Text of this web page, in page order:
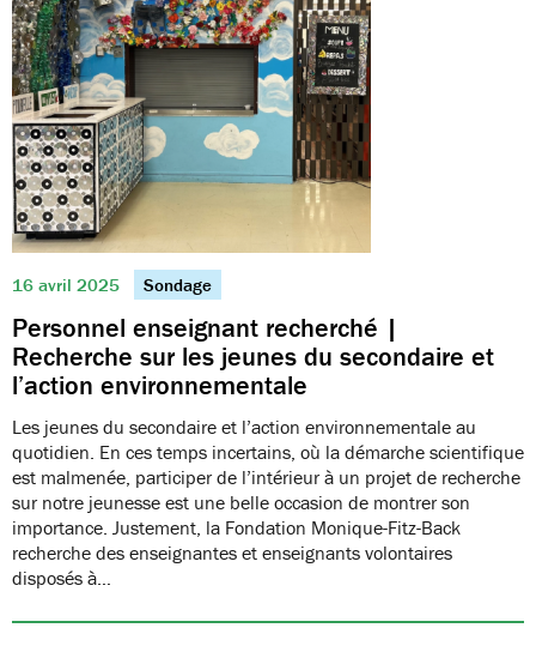
16 avril 2025 Sondage
Personnel enseignant recherché |
Recherche sur les jeunes du secondaire et
l’action environnementale
Les jeunes du secondaire et l’action environnementale au
quotidien. En ces temps incertains, où la démarche scientifique
est malmenée, participer de l’intérieur à un projet de recherche
sur notre jeunesse est une belle occasion de montrer son
importance. Justement, la Fondation Monique-Fitz-Back
recherche des enseignantes et enseignants volontaires
disposés à…